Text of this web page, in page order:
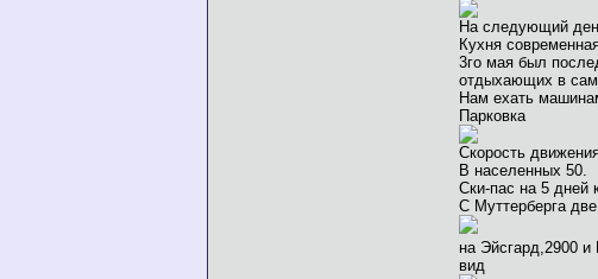
На следующий
Кухня
3го мая был
отдыхающих в
Нам ехать
Парковка
Скорость
В населенных 50.
Ски-пас на 5 дней
С Муттерберга
на Эйсгард,2900
вид